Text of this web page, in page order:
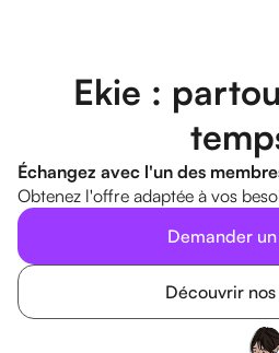
Ekie :
Échangez avec l'un des
Obtenez l'offre adaptée à vos
Demander
Découvrir